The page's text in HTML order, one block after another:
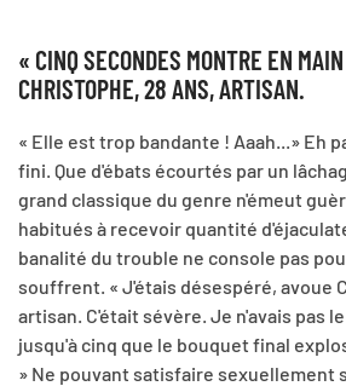
« CINQ SECONDES MONTRE EN
CHRISTOPHE, 28 ANS, ARTISAN.
« Elle est trop bandante ! Aaah...» Eh
fini. Que d'ébats écourtés par un
grand classique du genre n'émeut
habitués à recevoir quantité
banalité du trouble ne console pas
souffrent. « J'étais désespéré, avoue
artisan. C'était sévère. Je n'avais pas
jusqu'à cinq que le bouquet final
» Ne pouvant satisfaire sexuellement